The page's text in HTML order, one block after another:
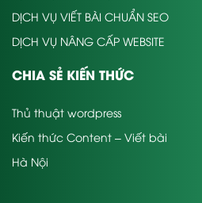
DỊCH VỤ VIẾT BÀI CHUẨN SEO
DỊCH VỤ NÂNG CẤP WEBSITE
CHIA SẺ KIẾN THỨC
Thủ thuật wordpress
Kiến thức Content – Viết bài
Hà Nội